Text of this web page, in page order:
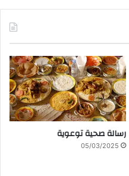
رسالة صحية توعوية
05/03/2025